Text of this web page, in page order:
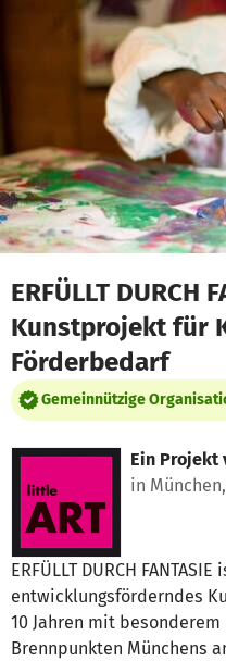
Zum Hauptinhalt springen
Erklärung zur
ERFÜLLT DURCH
Kunstprojekt für
Förderbedarf
Gemeinnützige
Ein Projekt
in
ERFÜLLT DURCH
entwicklungsförderndes
10 Jahren mit
Brennpunkten Münchens